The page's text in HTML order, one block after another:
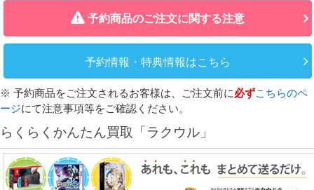
予約商品のご注文に関する注意
予約情報・特典情報はこちら
※ 予約商品をご注文されるお客様は、ご注文前に必ずこちらのペ
ージにて注意事項等をご確認ください。
らくらくかんたん買取「ラクウル」